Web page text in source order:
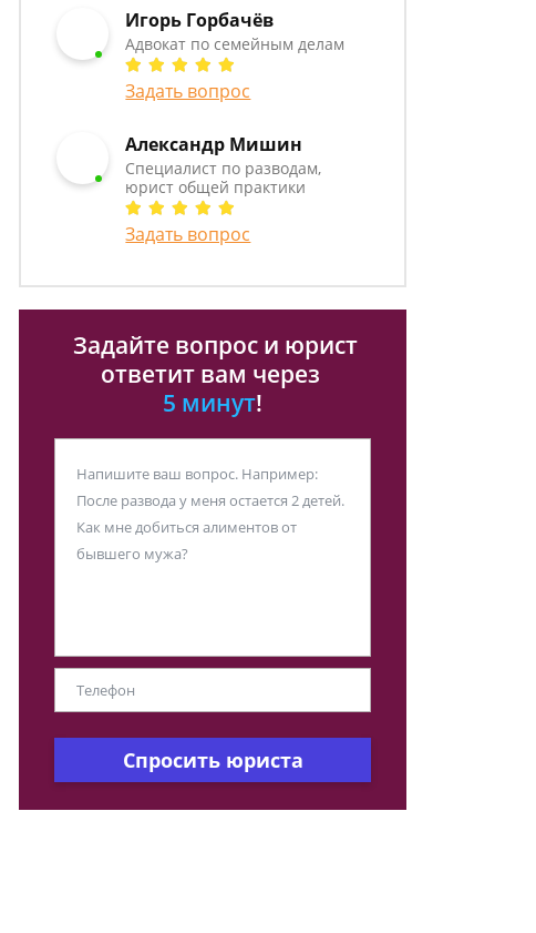
Игорь Горбачёв
Адвокат по семейным делам
Задать вопрос
Александр Мишин
Специалист по разводам,
юрист общей практики
Задать вопрос
Задайте вопрос и юрист
ответит вам через
5 минут!
Спросить юриста